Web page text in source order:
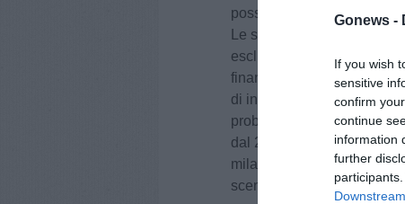
Gonews -
If you wish
sensitive
confirm
continue
information
further
possibile in quanto la
Le spese correnti del
esclusivamente con le
finanziario. Inoltre tutti gli
di investimento. In
problema di liquidità
dal 2013, ottenendo così
mila euro annui) e
scendendo a 11 giorni dai